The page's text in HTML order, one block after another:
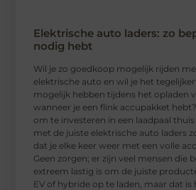
Elektrische auto laders: zo
nodig hebt
Wil je zo goedkoop mogelijk rijden
elektrische auto en wil je het
mogelijk hebben tijdens het opladen
wanneer je een flink accupakket
om te investeren in een laadpaal thuis
met de juiste elektrische auto laders
dat je elke keer weer met een volle
Geen zorgen; er zijn veel mensen die
extreem lastig is om de juiste
EV of hybride op te laden, maar dat is